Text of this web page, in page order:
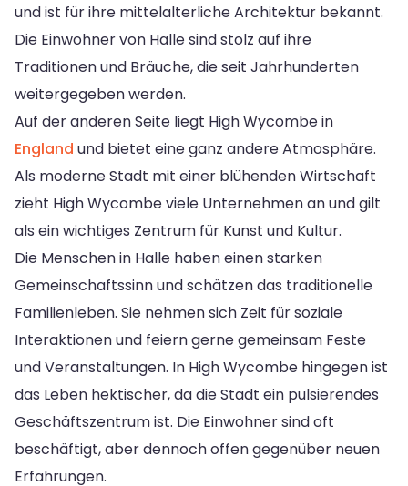
und ist für ihre mittelalterliche Architektur bekannt.
Die Einwohner von Halle sind stolz auf ihre
Traditionen und Bräuche, die seit Jahrhunderten
weitergegeben werden.
Auf der anderen Seite liegt High Wycombe in
England und bietet eine ganz andere Atmosphäre.
Als moderne Stadt mit einer blühenden Wirtschaft
zieht High Wycombe viele Unternehmen an und gilt
als ein wichtiges Zentrum für Kunst und Kultur.
Die Menschen in Halle haben einen starken
Gemeinschaftssinn und schätzen das traditionelle
Familienleben. Sie nehmen sich Zeit für soziale
Interaktionen und feiern gerne gemeinsam Feste
und Veranstaltungen. In High Wycombe hingegen ist
das Leben hektischer, da die Stadt ein pulsierendes
Geschäftszentrum ist. Die Einwohner sind oft
beschäftigt, aber dennoch offen gegenüber neuen
Erfahrungen.